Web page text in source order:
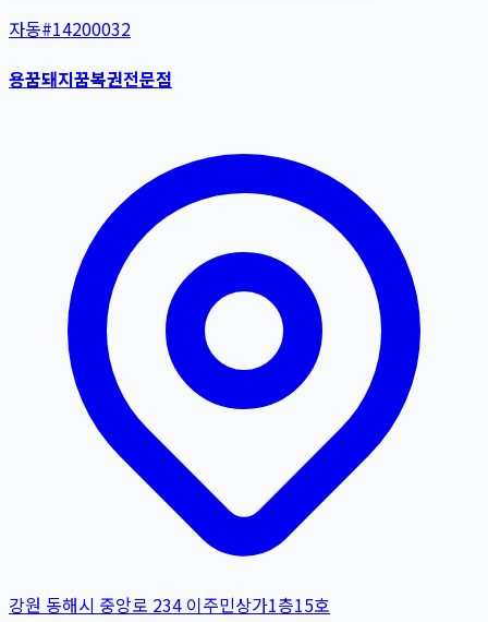
자동#14200032
용꿈돼지꿈복권전문점
강원 동해시 중앙로 234 이주민상가1층15호